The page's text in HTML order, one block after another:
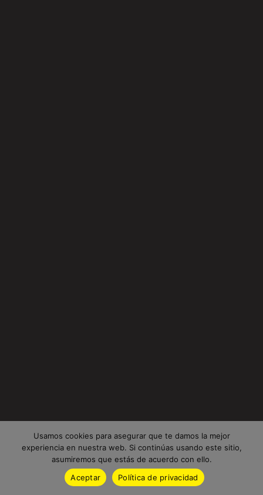
Usamos cookies para asegurar que te damos la mejor
experiencia en nuestra web. Si continúas usando este sitio,
asumiremos que estás de acuerdo con ello.
Aceptar
Política de privacidad